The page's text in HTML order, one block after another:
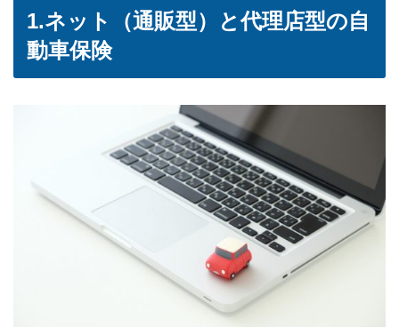
1.ネット（通販型）と代理店型の自
動車保険